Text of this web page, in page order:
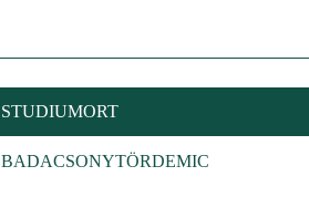
STUDIUMORT
BADACSONYTÖRDEMIC